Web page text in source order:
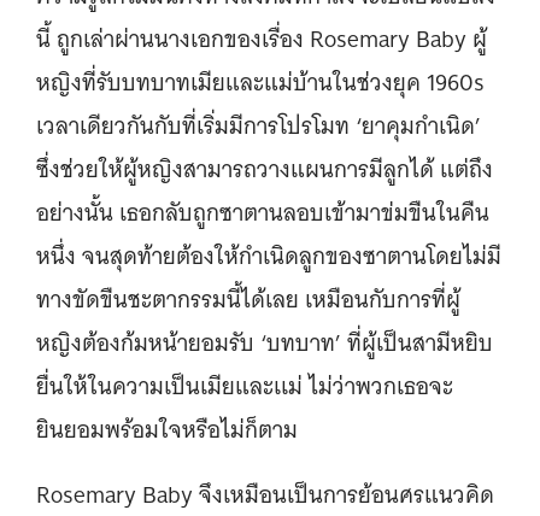
นี้ ถูกเล่าผ่านนางเอกของเรื่อง Rosemary Baby ผู้
หญิงที่รับบทบาทเมียและแม่บ้านในช่วงยุค 1960s
เวลาเดียวกันกับที่เริ่มมีการโปรโมท ‘ยาคุมกำเนิด’
ซึ่งช่วยให้ผู้หญิงสามารถวางแผนการมีลูกได้ แต่ถึง
อย่างนั้น เธอกลับถูกซาตานลอบเข้ามาข่มขืนในคืน
หนึ่ง จนสุดท้ายต้องให้กำเนิดลูกของซาตานโดยไม่มี
ทางขัดขืนชะตากรรมนี้ได้เลย เหมือนกับการที่ผู้
หญิงต้องก้มหน้ายอมรับ ‘บทบาท’ ที่ผู้เป็นสามีหยิบ
ยื่นให้ในความเป็นเมียและเเม่ ไม่ว่าพวกเธอจะ
ยินยอมพร้อมใจหรือไม่ก็ตาม
Rosemary Baby จึงเหมือนเป็นการย้อนศรแนวคิด